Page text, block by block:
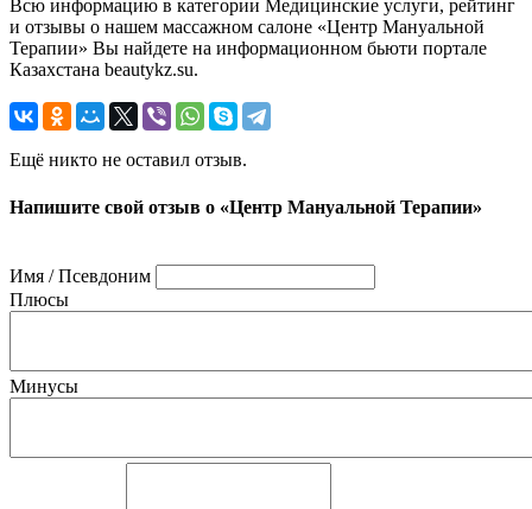
Всю информацию в категории Медицинские услуги, рейтинг
и отзывы о нашем массажном салоне «Центр Мануальной
Терапии» Вы найдете на информационном бьюти портале
Казахстана beautykz.su.
Ещё никто не оставил отзыв.
Напишите свой отзыв о «Центр Мануальной Терапии»
Имя / Псевдоним
Плюсы
Минусы